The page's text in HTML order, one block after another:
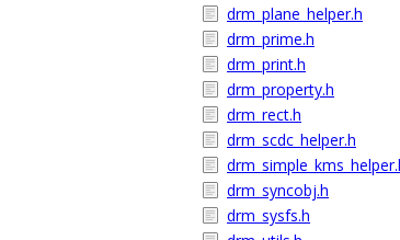
drm_plane_helper.h
drm_prime.h
drm_print.h
drm_property.h
drm_rect.h
drm_scdc_helper.h
drm_syncobj.h
drm_sysfs.h